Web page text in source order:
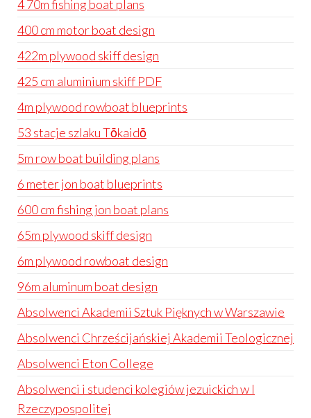
4 70m fishing boat plans
400 cm motor boat design
422m plywood skiff design
425 cm aluminium skiff PDF
4m plywood rowboat blueprints
53 stacje szlaku Tōkaidō
5m row boat building plans
6 meter jon boat blueprints
600 cm fishing jon boat plans
65m plywood skiff design
6m plywood rowboat design
96m aluminum boat design
Absolwenci Akademii Sztuk Pięknych w Warszawie
Absolwenci Chrześcijańskiej Akademii Teologicznej
Absolwenci Eton College
Absolwenci i studenci kolegiów jezuickich w I
Rzeczypospolitej